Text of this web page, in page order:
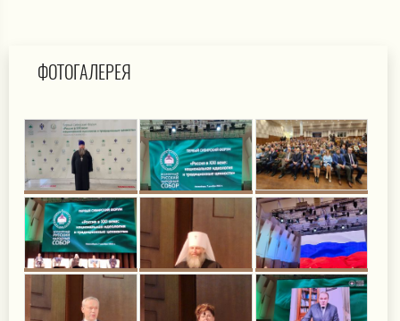
ФОТОГАЛЕРЕЯ